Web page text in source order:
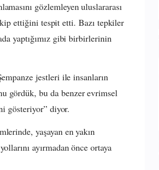
gözlemleyen uluslararası
ettiğini tespit etti. Bazı tepkiler
yaptığımız gibi birbirlerinin
jestleri ile insanların
gördük, bu da benzer evrimsel
gösteriyor” diyor.
yaşayan en yakın
ayırmadan önce ortaya